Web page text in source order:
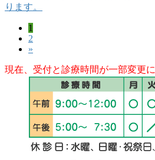
ります。
の
ペ
ー
ジ
1
ペ
ー
ジ
2
»
現在、受付と診療時間が一部変更